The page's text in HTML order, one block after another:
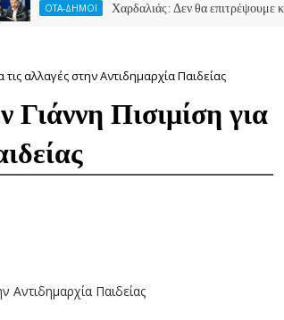
ΟΤΑ-ΔΗΜΟΙ Χαρδαλιάς: Δεν θα επιτρέψουμε καμία
αλλαγές στην Αντιδημαρχία Παιδείας
Πισιμίση για
Αντιδημαρχία Παιδείας